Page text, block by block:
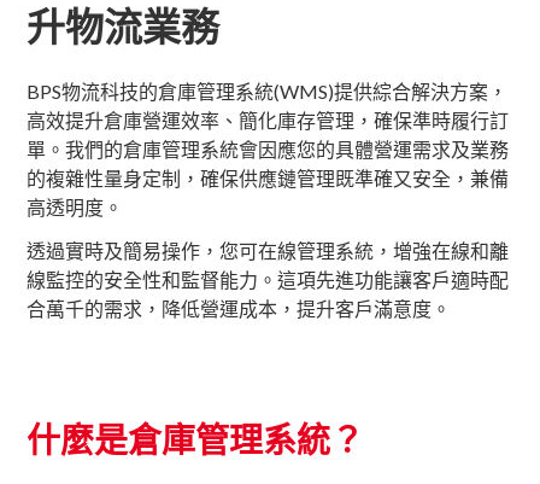
升物流業務
BPS物流科技的倉庫管理系統(WMS)提供綜合解決方案，
高效提升倉庫營運效率、簡化庫存管理，確保準時履行訂
單。我們的倉庫管理系統會因應您的具體營運需求及業務
的複雜性量身定制，確保供應鏈管理既準確又安全，兼備
高透明度。
透過實時及簡易操作，您可在線管理系統，增強在線和離
線監控的安全性和監督能力。這項先進功能讓客戶適時配
合萬千的需求，降低營運成本，提升客戶滿意度。
什麼是倉庫管理系統？